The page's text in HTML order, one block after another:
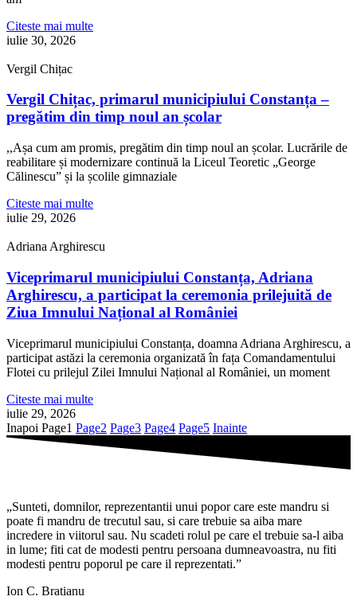
Citeste mai multe
iulie 30, 2026
Vergil Chițac
Vergil Chițac, primarul municipiului Constanța –
pregătim din timp noul an școlar
,,Așa cum am promis, pregătim din timp noul an școlar. Lucrările de
reabilitare și modernizare continuă la Liceul Teoretic „George
Călinescu” și la școlile gimnaziale
Citeste mai multe
iulie 29, 2026
Adriana Arghirescu
Viceprimarul municipiului Constanța, Adriana
Arghirescu, a participat la ceremonia prilejuită de
Ziua Imnului Național al României
Viceprimarul municipiului Constanța, doamna Adriana Arghirescu, a
participat astăzi la ceremonia organizată în fața Comandamentului
Flotei cu prilejul Zilei Imnului Național al României, un moment
Citeste mai multe
iulie 29, 2026
Inapoi Page1 Page2 Page3 Page4 Page5 Inainte
„Sunteti, domnilor, reprezentantii unui popor care este mandru si
poate fi mandru de trecutul sau, si care trebuie sa aiba mare
incredere in viitorul sau. Nu scadeti rolul pe care el trebuie sa-l aiba
in lume; fiti cat de modesti pentru persoana dumneavoastra, nu fiti
modesti pentru poporul pe care il reprezentati.”
Ion C. Bratianu